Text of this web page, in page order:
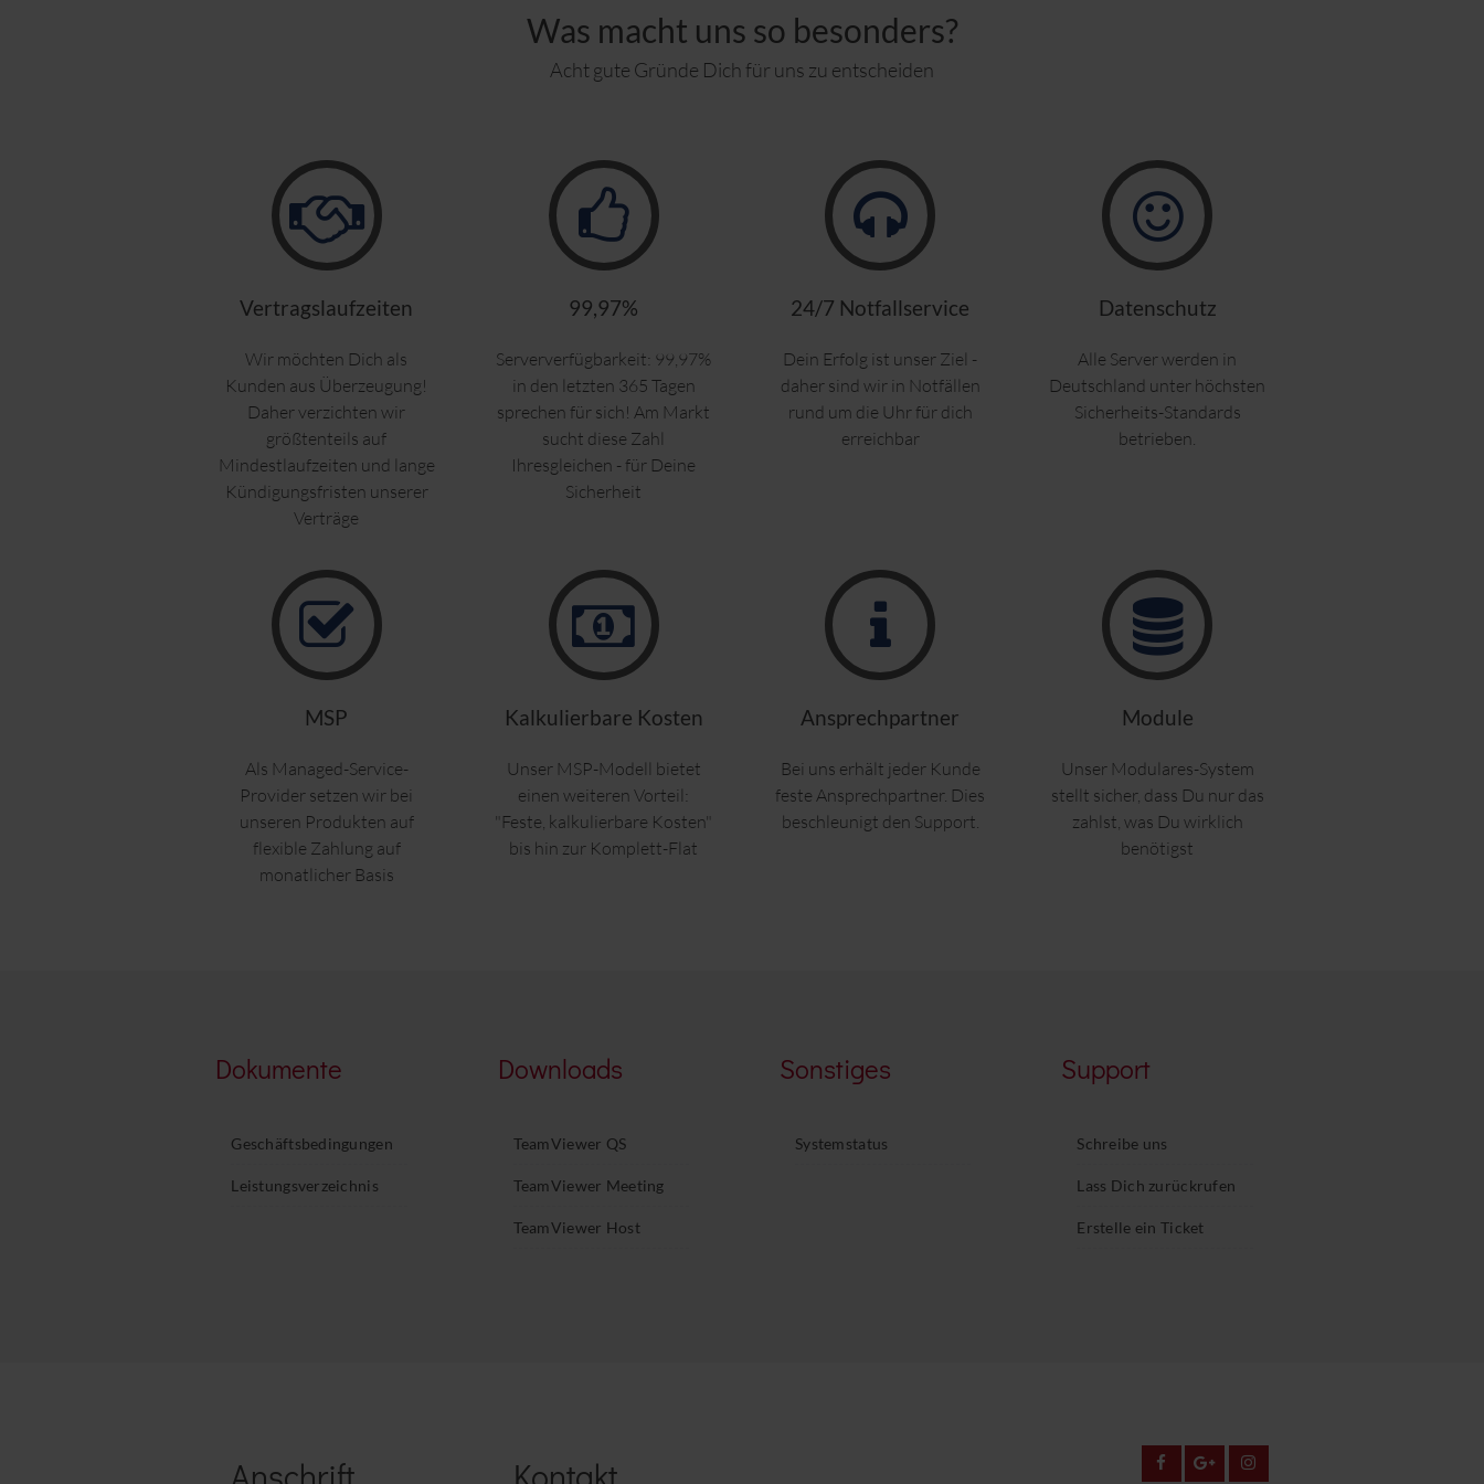
Um Spam-Signaturen zu identifizieren nutzen wir eine Vielzahl von Tests - sowohl lokal als auch auf Netzwerk-Ebene. Dies macht es für Spammer schwierig
einen einzelnen Aspekt zu identifizieren mit dem sie ihre Botschaften verbreiten könnten. Jede einzelne E-Mail wird vom Gateway analysiert und erhält
DNS-based Blackhole List
SMTP Whitelist
Bayes Spamfilter - Automatisch trainierter, statistischer Filter
Black- and Whitelists auf Benutzerebene
Spam URI Realtime BlockList (SURBL)
Sicherung des gewünschten E-Mail-Verkehrs für 10 Jahre
Was macht uns so besonders?
Acht gute Gründe Dich für uns zu entscheiden
Vertragslaufzeiten
Wir möchten Dich als
Kunden aus Überzeugung!
Daher verzichten wir
größtenteils auf
Mindestlaufzeiten und lange
Kündigungsfristen unserer
Verträge
99,97%
Serververfügbarkeit: 99,97%
in den letzten 365 Tagen
sprechen für sich! Am Markt
sucht diese Zahl
Ihresgleichen - für Deine
Sicherheit
24/7 Notfallservice
Dein Erfolg ist unser Ziel -
daher sind wir in Notfällen
rund um die Uhr für dich
erreichbar
Datenschutz
Alle Server werden in
Deutschland unter höchsten
Sicherheits-Standards
betrieben.
MSP
Als Managed-Service-
Provider setzen wir bei
unseren Produkten auf
flexible Zahlung auf
monatlicher Basis
Kalkulierbare Kosten
Unser MSP-Modell bietet
einen weiteren Vorteil:
"Feste, kalkulierbare Kosten"
bis hin zur Komplett-Flat
Ansprechpartner
Bei uns erhält jeder Kunde
feste Ansprechpartner. Dies
beschleunigt den Support.
Module
Unser Modulares-System
stellt sicher, dass Du nur das
zahlst, was Du wirklich
benötigst
Dokumente
Geschäftsbedingungen
Leistungsverzeichnis
Downloads
TeamViewer QS
TeamViewer Meeting
TeamViewer Host
Sonstiges
Systemstatus
Support
Schreibe uns
Lass Dich zurückrufen
Erstelle ein Ticket